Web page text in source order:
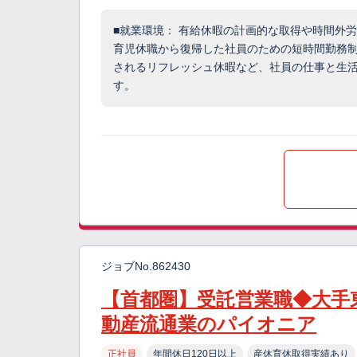
■就業環境： 有給休暇の計画的な取得や時間外
育児休職から復帰した社員のための短時間勤務
されるリフレッシュ休暇など、社員の仕事と生
す。
ジョブNo.862430
【首都圏】受託営業職◆大
動産流通業のパイオニア
正社員 年間休日120日以上 産休育休取得実績あり